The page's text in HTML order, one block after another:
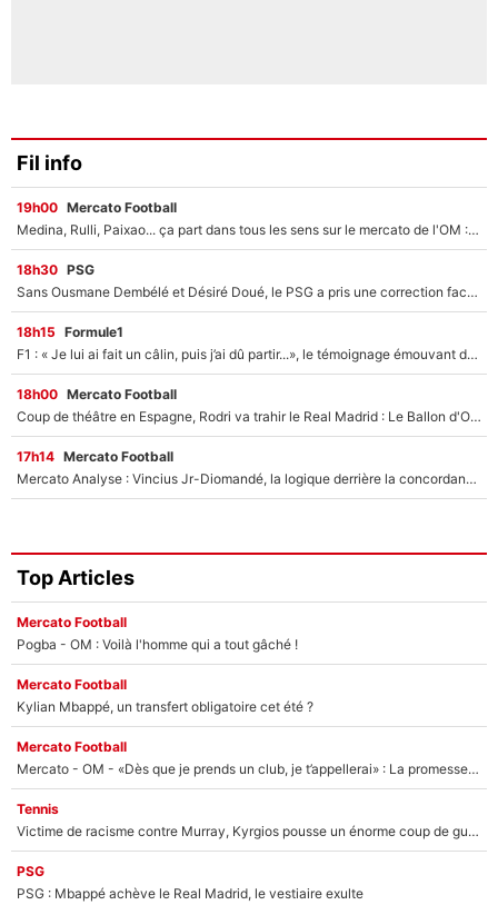
Fil info
19h00 Mercato Football
Medina, Rulli, Paixao... ça part dans tous les sens sur le mercato de l'OM : Frank McCourt va enfin récupérer l'argent qu'il attend ?
18h30 PSG
Sans Ousmane Dembélé et Désiré Doué, le PSG a pris une correction face à Majorque : Luis Enrique attend avec impatience des renforts !
18h15 Formule1
F1 : « Je lui ai fait un câlin, puis j’ai dû partir...», le témoignage émouvant de Max Verstappen sur sa fille
18h00 Mercato Football
Coup de théâtre en Espagne, Rodri va trahir le Real Madrid : Le Ballon d'Or a choisi de signer au FC Barcelone !
17h14 Mercato Football
Mercato Analyse : Vincius Jr-Diomandé, la logique derrière la concordance des temps
Top Articles
Mercato Football
Pogba - OM : Voilà l'homme qui a tout gâché !
Mercato Football
Kylian Mbappé, un transfert obligatoire cet été ?
Mercato Football
Mercato - OM - «Dès que je prends un club, je t’appellerai» : La promesse de Marcelino au moment de claquer la porte
Tennis
Victime de racisme contre Murray, Kyrgios pousse un énorme coup de gueule !
PSG
PSG : Mbappé achève le Real Madrid, le vestiaire exulte